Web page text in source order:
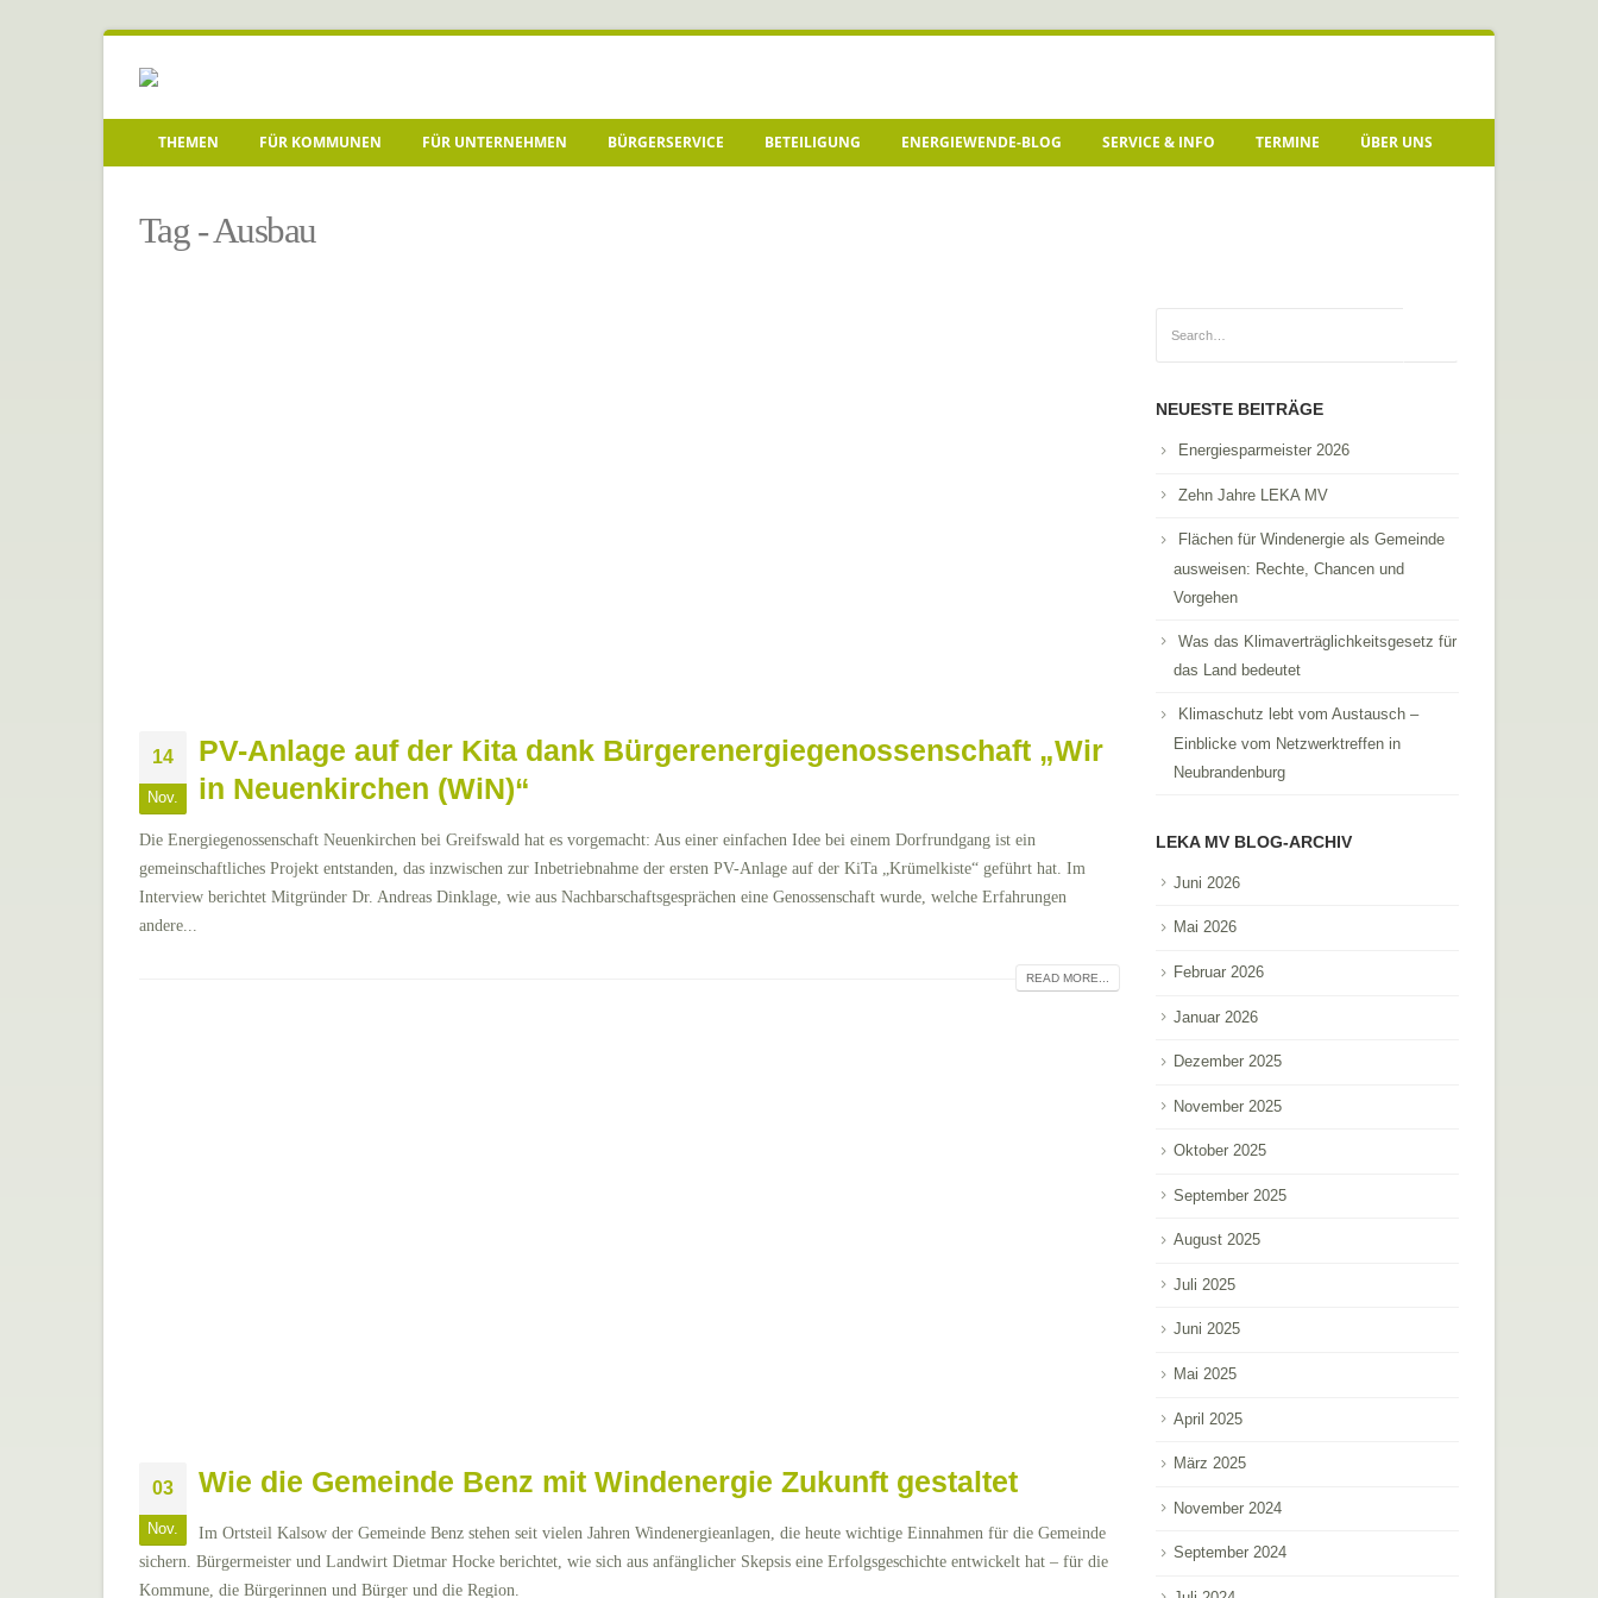
THEMEN FÜR KOMMUNEN FÜR UNTERNEHMEN BÜRGERSERVICE BETEILIGUNG ENERGIEWENDE-BLOG SERVICE & INFO TERMINE ÜBER UNS
Tag - Ausbau
14
Nov.
PV-Anlage auf der Kita dank Bürgerenergiegenossenschaft „Wir
in Neuenkirchen (WiN)“
Die Energiegenossenschaft Neuenkirchen bei Greifswald hat es vorgemacht: Aus einer einfachen Idee bei einem Dorfrundgang ist ein
gemeinschaftliches Projekt entstanden, das inzwischen zur Inbetriebnahme der ersten PV-Anlage auf der KiTa „Krümelkiste“ geführt hat. Im
Interview berichtet Mitgründer Dr. Andreas Dinklage, wie aus Nachbarschaftsgesprächen eine Genossenschaft wurde, welche Erfahrungen
andere...
READ MORE...
03
Nov.
Wie die Gemeinde Benz mit Windenergie Zukunft gestaltet
Im Ortsteil Kalsow der Gemeinde Benz stehen seit vielen Jahren Windenergieanlagen, die heute wichtige Einnahmen für die Gemeinde
sichern. Bürgermeister und Landwirt Dietmar Hocke berichtet, wie sich aus anfänglicher Skepsis eine Erfolgsgeschichte entwickelt hat – für die
Kommune, die Bürgerinnen und Bürger und die Region.
NEUESTE BEITRÄGE
Energiesparmeister 2026
Zehn Jahre LEKA MV
Flächen für Windenergie als Gemeinde
ausweisen: Rechte, Chancen und
Vorgehen
Was das Klimaverträglichkeitsgesetz für
das Land bedeutet
Klimaschutz lebt vom Austausch –
Einblicke vom Netzwerktreffen in
Neubrandenburg
LEKA MV BLOG-ARCHIV
Juni 2026
Mai 2026
Februar 2026
Januar 2026
Dezember 2025
November 2025
Oktober 2025
September 2025
August 2025
Juli 2025
Juni 2025
Mai 2025
April 2025
März 2025
November 2024
September 2024